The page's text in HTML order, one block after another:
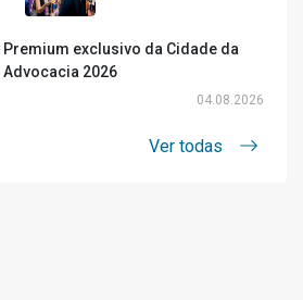
Premium exclusivo da Cidade da
Advocacia 2026
04.08.2026
Ver todas